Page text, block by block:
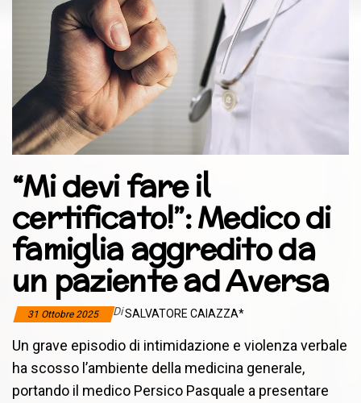
“Mi devi fare il
certificato!”: Medico di
famiglia aggredito da
un paziente ad Aversa
31 Ottobre 2025 DiSALVATORE CAIAZZA*
Un grave episodio di intimidazione e violenza verbale
ha scosso l’ambiente della medicina generale,
portando il medico Persico Pasquale a presentare